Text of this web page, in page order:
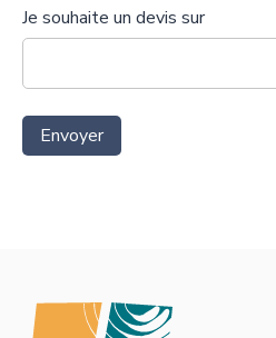
Je souhaite un devis sur
Envoyer